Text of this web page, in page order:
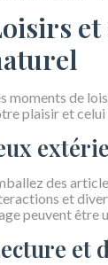
et
moments de
plaisir et celui
des
et
peuvent être
et